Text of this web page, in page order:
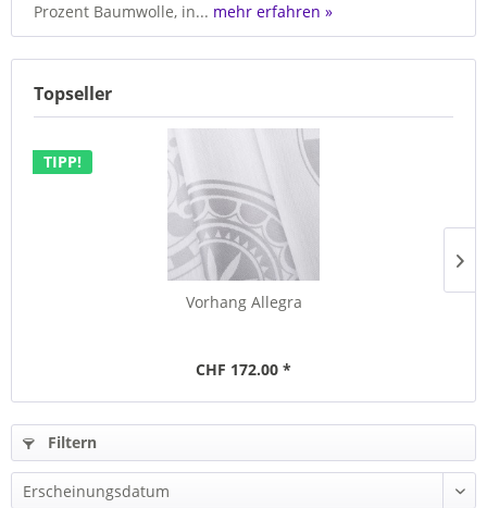
Prozent Baumwolle, in... mehr erfahren »
Topseller
TIPP!
Vorhang Allegra
CHF 172.00 *
Filtern